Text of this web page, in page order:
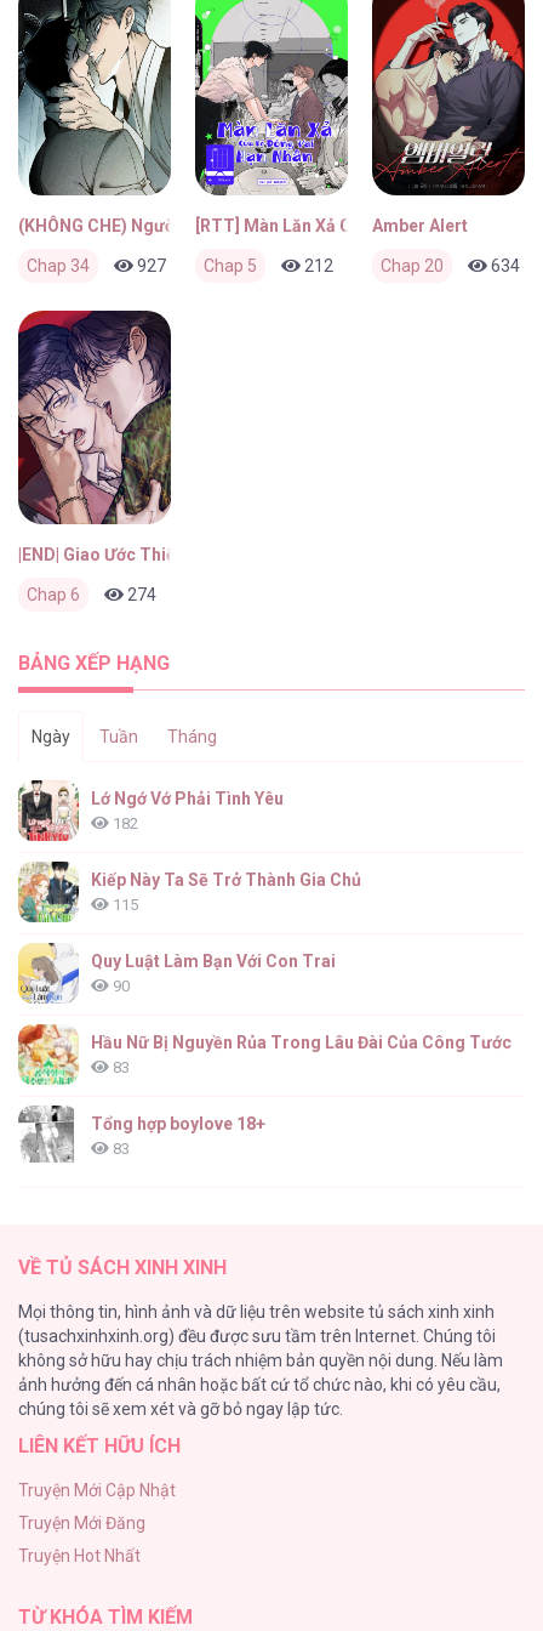
(KHÔNG CHE) Người Chồng Hiến Tế
Chap 34 927 0 2 tháng trước
[RTT] Màn Lăn Xả Của Kẻ Đóng Vai Nạn
Chap 5 212 2 tháng trước
Amber Alert
Chap 20 634
|END| Giao Ước Thiện Chí Và Công Bằng
Chap 6 274
BẢNG XẾP HẠNG
Ngày Tuần Tháng
Lớ Ngớ Vớ Phải Tình Yêu
182
Kiếp Này Ta Sẽ Trở Thành Gia Chủ
115
Quy Luật Làm Bạn Với Con Trai
90
Hầu Nữ Bị Nguyền Rủa Trong Lâu Đài Của Công Tước
83
Tổng hợp boylove 18+
83
82
TUYỂN TẬP MANHWA BÍ MẬT CƠ THỂ
74
Mối Tình Thầm Kín
Căn Nhà Của Dị Nhân
56
VỀ TỦ SÁCH XINH XINH
Mọi thông tin, hình ảnh và dữ liệu trên website tủ sách xinh xinh
(tusachxinhxinh.org) đều được sưu tầm trên Internet. Chúng tôi
không sở hữu hay chịu trách nhiệm bản quyền nội dung. Nếu làm
ảnh hưởng đến cá nhân hoặc bất cứ tổ chức nào, khi có yêu cầu,
chúng tôi sẽ xem xét và gỡ bỏ ngay lập tức.
LIÊN KẾT HỮU ÍCH
Truyện Mới Cập Nhật
Truyện Mới Đăng
Truyện Hot Nhất
TỪ KHÓA TÌM KIẾM